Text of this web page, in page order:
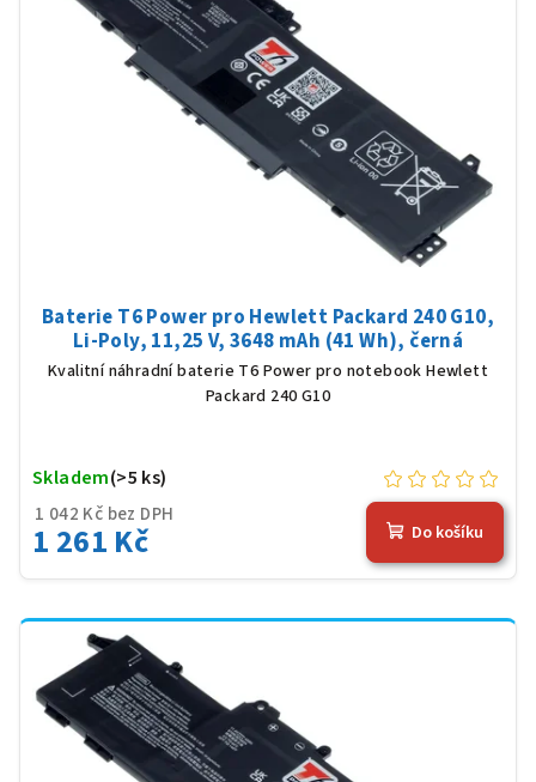
Baterie T6 Power pro Hewlett Packard 240 G10,
Li-Poly, 11,25 V, 3648 mAh (41 Wh), černá
Kvalitní náhradní baterie T6 Power pro notebook Hewlett
Packard 240 G10
1 042 Kč bez DPH
1 261 Kč
Skladem(>5 ks)
Do košíku